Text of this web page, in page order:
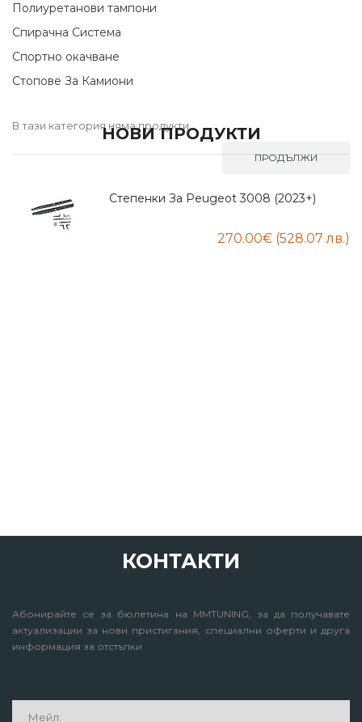
Полиуретанови тампони
Спирачна Система
Спортно окачване
Стопове За Камиони
В тази категория няма продукти.
ПРОДЪЛЖИ
НОВИ ПРОДУКТИ
Степенки За Peugeot 3008 (2023+)
КОНТАКТИ
Абонирайте се за бюлетина на MMTUNING, за да получавате
актуализации за нови пристигания, специални оферти и друга
информация за отстъпки